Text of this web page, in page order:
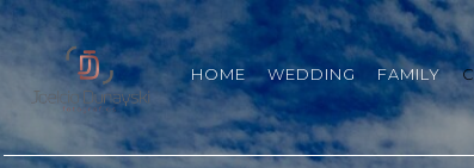
HOME WEDDING FAMILY